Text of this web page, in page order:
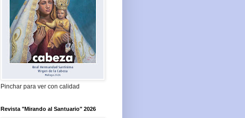
Pinchar para ver con calidad
Revista "Mirando al Santuario" 2026